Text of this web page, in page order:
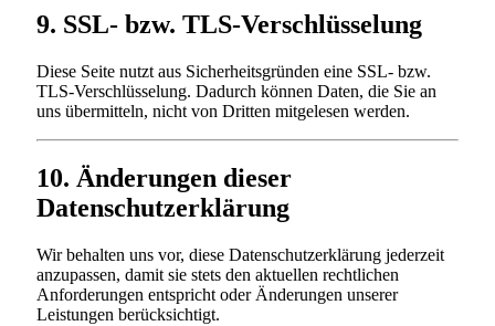
9. SSL- bzw. TLS-Verschlüsselung
Diese Seite nutzt aus Sicherheitsgründen eine SSL- bzw.
TLS-Verschlüsselung. Dadurch können Daten, die Sie an
uns übermitteln, nicht von Dritten mitgelesen werden.
10. Änderungen dieser
Datenschutzerklärung
Wir behalten uns vor, diese Datenschutzerklärung jederzeit
anzupassen, damit sie stets den aktuellen rechtlichen
Anforderungen entspricht oder Änderungen unserer
Leistungen berücksichtigt.